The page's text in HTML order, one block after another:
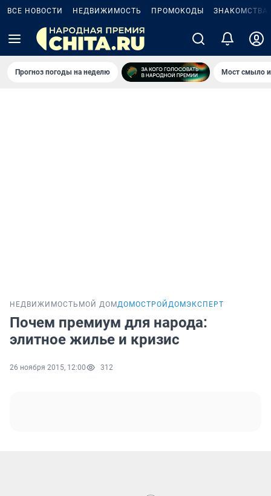
ВСЕ НОВОСТИ НЕДВИЖИМОСТЬ ПРОМОКОДЫ ЗНАКОМСТВА
Прогноз погоды на неделю Мост смыло
НЕДВИЖИМОСТЬ МОЙ ДОМДОМОСТРОЙ ДОМЭКСПЕРТ
Почем премиум для народа:
элитное жилье и кризис
26 ноября 2015, 12:00 312